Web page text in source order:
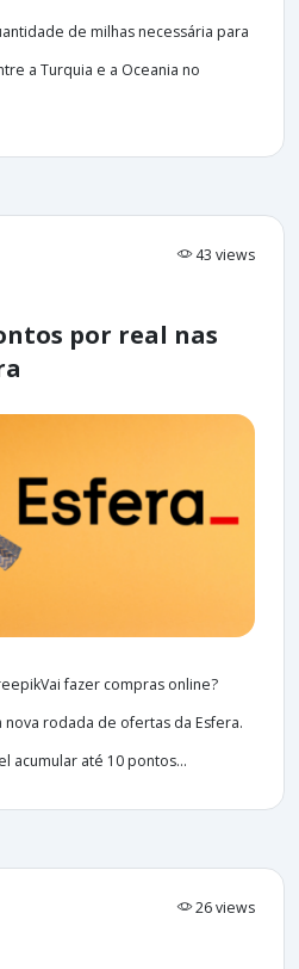
de milhas necessária para
a Turquia e a Oceania no
43 views
por real nas
fazer compras online?
rodada de ofertas da Esfera.
acumular até 10 pontos...
26 views